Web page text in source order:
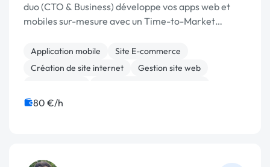
duo (CTO & Business) développe vos apps web et
mobiles sur-mesure avec un Time-to-Market
Application mobile
Site E-commerce
Création de site internet
Gestion site web
Site clé en main
80 €/h